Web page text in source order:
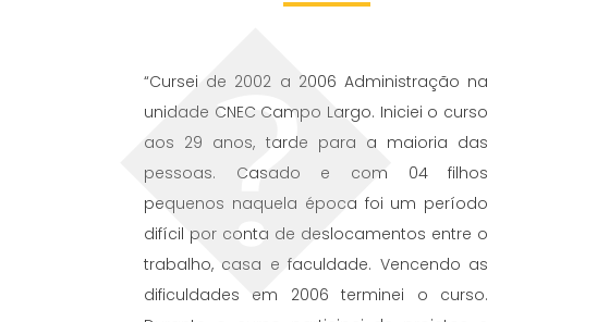
“Cursei de 2002 a 2006 Administração na
unidade CNEC Campo Largo. Iniciei o curso
aos 29 anos, tarde para a maioria das
pessoas. Casado e com 04 filhos
pequenos naquela época foi um período
difícil por conta de deslocamentos entre o
trabalho, casa e faculdade. Vencendo as
dificuldades em 2006 terminei o curso.